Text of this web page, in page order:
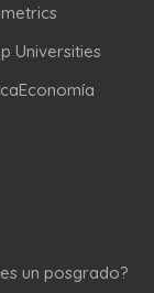
Universities
un posgrado?